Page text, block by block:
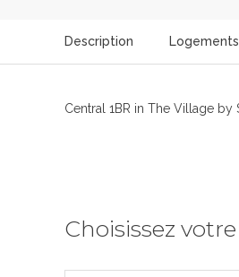
Description Logements
Central 1BR in The Village by
Choisissez